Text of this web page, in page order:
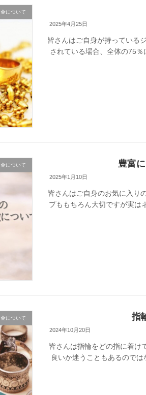
金について
2025年4月25日
皆さんはご自身が持っている
されている場合、全体の75
金について 豊富
2025年1月10日
皆さんはご自身のお気に入り
プももちろん大切ですが実は
金について 指
2024年10月20日
皆さんは指輪をどの指に着け
良いか迷うこともあるので